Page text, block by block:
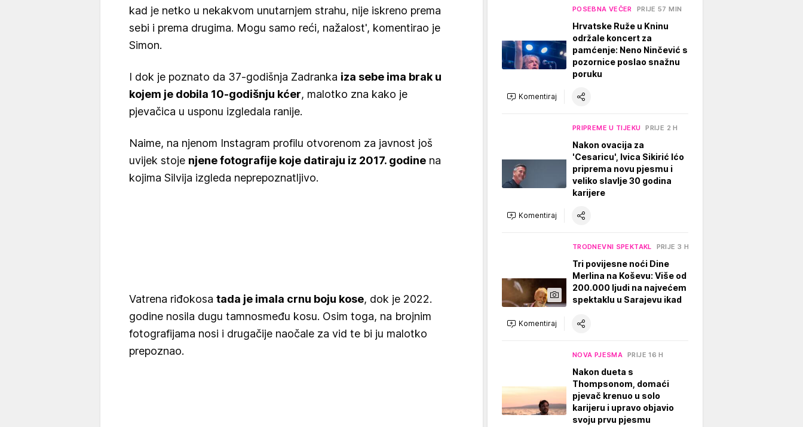
kad je netko u nekakvom unutarnjem strahu, nije iskreno prema
sebi i prema drugima. Mogu samo reći, nažalost', komentirao je
Simon.
I dok je poznato da 37-godišnja Zadranka iza sebe ima brak u
kojem je dobila 10-godišnju kćer, malotko zna kako je
pjevačica u usponu izgledala ranije.
Naime, na njenom Instagram profilu otvorenom za javnost još
uvijek stoje njene fotografije koje datiraju iz 2017. godine na
kojima Silvija izgleda neprepoznatljivo.
Vatrena riđokosa tada je imala crnu boju kose, dok je 2022.
godine nosila dugu tamnosmeđu kosu. Osim toga, na brojnim
fotografijama nosi i drugačije naočale za vid te bi ju malotko
prepoznao.
POSEBNA VEČER PRIJE 57 MIN
Hrvatske Ruže u Kninu
održale koncert za
pamćenje: Neno Ninčević s
pozornice poslao snažnu
poruku
Komentiraj
PRIPREME U TIJEKU PRIJE 2 H
Nakon ovacija za
'Cesaricu', Ivica Sikirić Ićo
priprema novu pjesmu i
veliko slavlje 30 godina
karijere
Komentiraj
TRODNEVNI SPEKTAKL PRIJE 3 H
Tri povijesne noći Dine
Merlina na Koševu: Više od
200.000 ljudi na najvećem
spektaklu u Sarajevu ikad
Komentiraj
NOVA PJESMA PRIJE 16 H
Nakon dueta s
Thompsonom, domaći
pjevač krenuo u solo
karijeru i upravo objavio
svoju prvu pjesmu